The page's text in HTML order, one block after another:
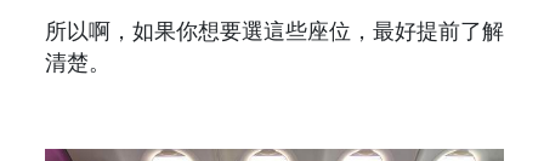
所以啊，如果你想要選這些座位，最好提前了解
清楚。